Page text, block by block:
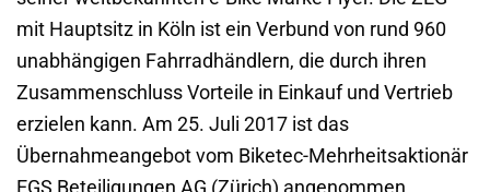
mit Hauptsitz in Köln ist ein Verbund von rund 960
unabhängigen Fahrradhändlern, die durch ihren
Zusammenschluss Vorteile in Einkauf und Vertrieb
erzielen kann. Am 25. Juli 2017 ist das
Übernahmeangebot vom Biketec-Mehrheitsaktionär
EGS Beteiligungen AG (Zürich) angenommen